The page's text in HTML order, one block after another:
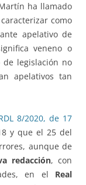
ha llamado
como
apelativo de
veneno o
de legislación no
apelativos tan
8/2020, de 17
y que el 25 del
aunque de
redacción, con
en el Real